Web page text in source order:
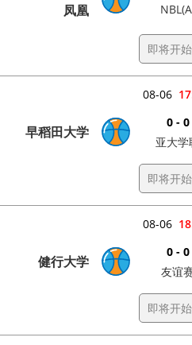
凤凰
即将开始
08-06
早稻田大学
0 - 0
亚大学
即将开始
08-06
健行大学
0 - 0
友谊
即将开始